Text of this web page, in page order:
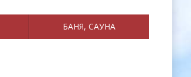
БАНЯ, САУНА